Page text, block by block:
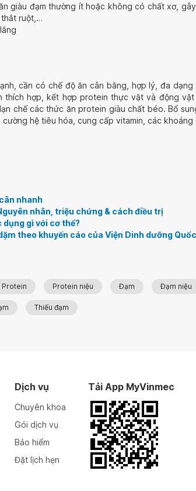
giàu đạm thường ít hoặc không có chất xơ,
ruột,…
cần có chế độ ăn cân bằng, hợp lý, đa
thích hợp, kết hợp protein thực vật và động
chế các thức ăn protein giàu chất béo. Bổ
hệ tiêu hóa, cung cấp vitamin, các khoáng
nhanh
nhân, triệu chứng & cách điều trị
dụng gì với cơ thể?
theo khuyến cáo của Viện Dinh dưỡng
Protein Protein niệu Đạm Đạm niệu
Thiếu đạm
Dịch vụ
Chuyên khoa
Gói dịch vụ
Bảo hiểm
Đặt lịch hẹn
Tải App MyVinmec